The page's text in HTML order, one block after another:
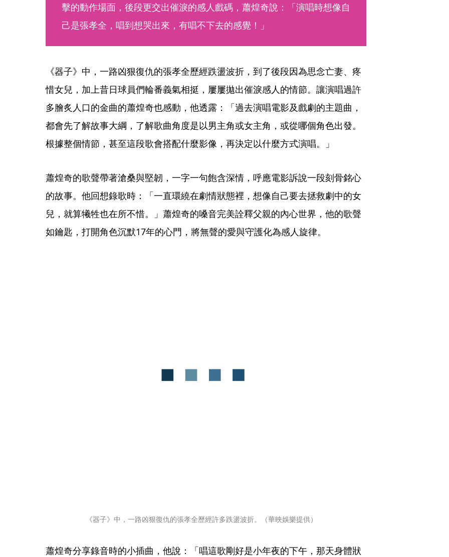
擊的動作場面，後段更交出催淚的感人戲碼，蕭煌奇說：「演唱時想像自
己是張孝全，唱到想哭出來，有唱不下去的感覺！」
《器子》中，一路凶狠復仇的張孝全歷經跌盪波折，到了後段因為思念亡妻、疼
惜女兒，加上昔日球員們輪番義氣相挺，屢屢拋出催淚感人的情節。讓演唱過許
多膾炙人口的金曲的蕭煌奇也感動，他透露：「過去演唱電影及戲劇的主題曲，
都會先了解故事大綱，了解歌曲角度是以男主角或女主角，或從哪個角色出發。
根據整個情節，甚至這段歌會搭配什麼影像，再決定以什麼方式演唱。」
蕭煌奇的歌聲帶著滄桑與堅韌，一字一句飽含深情，呼應電影訴說一段刻骨銘心
的故事。他回想錄歌時：「一直環繞在劇情狀態裡，想像自己要去拯救劇中的女
兒，就算犧牲也在所不惜。」蕭煌奇的嗓音完美詮釋父親的內心世界，他的歌聲
如鑰匙，打開角色沉默17年的心門，將無聲的愛與守護化為感人旋律。
《器子》中，一路凶狠復仇的張孝全歷經許多跌盪波折。（華映娛樂提供）
蕭煌奇分享錄音時的小插曲，他說：「唱這歌剛好是小年夜的下午，那天身體狀